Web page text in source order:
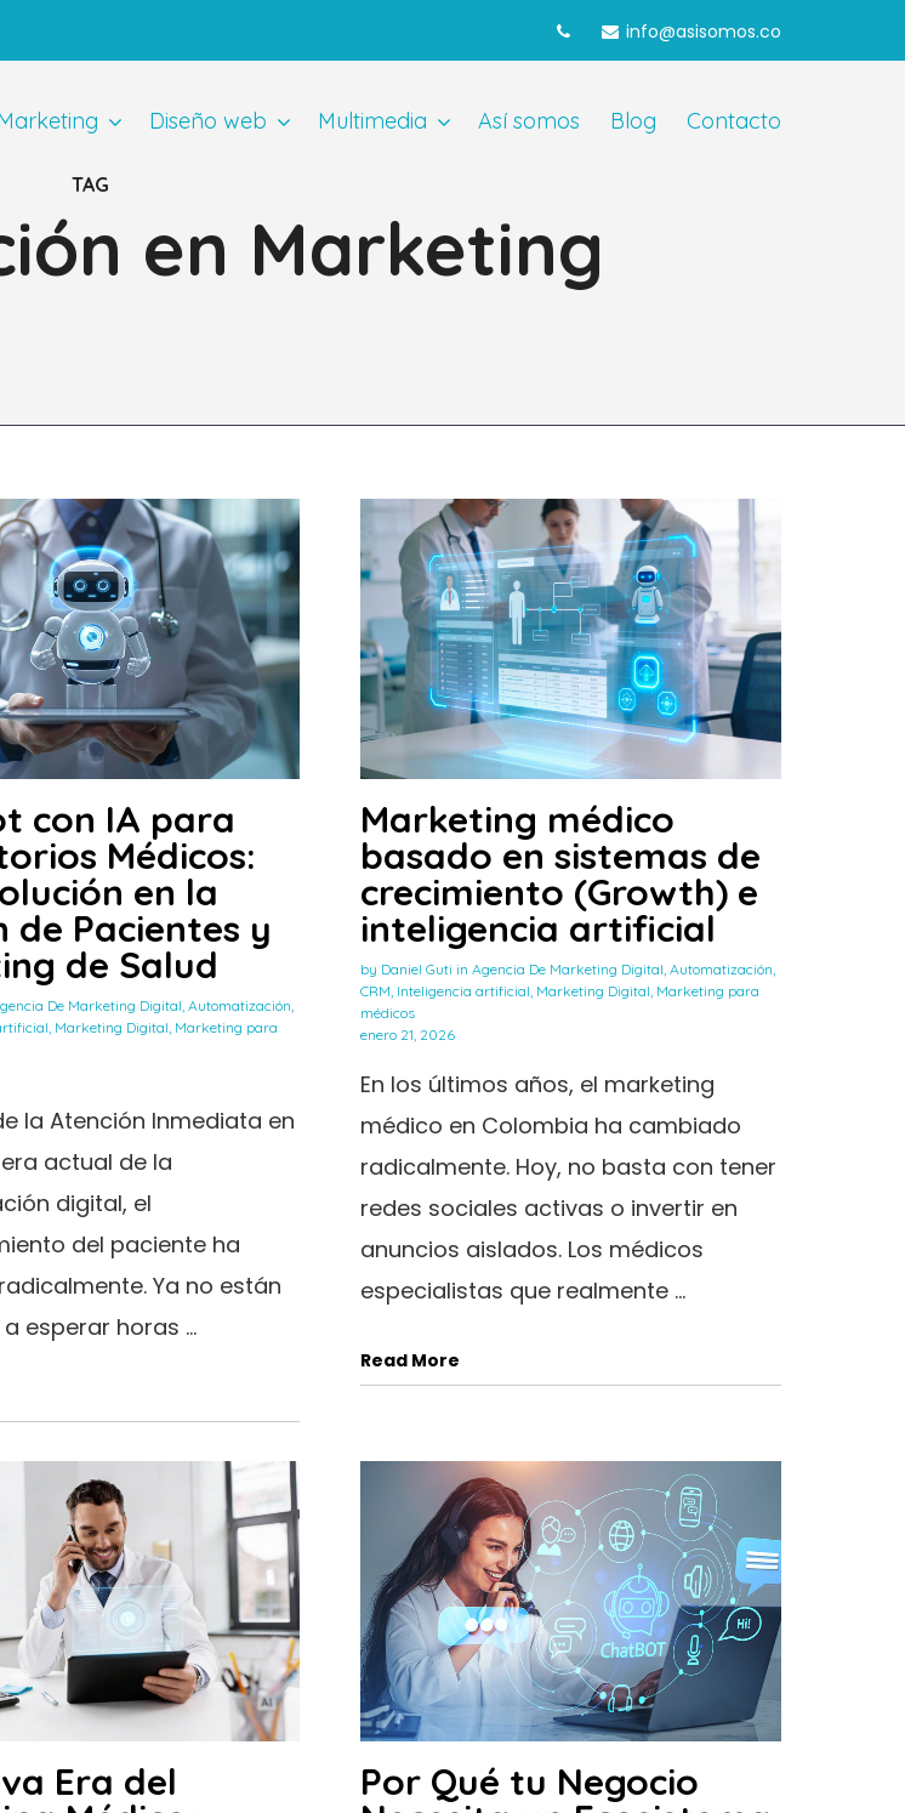
info@asisomos.co
Diseño web Multimedia Así somos Blog Contacto
TAG
en Marketing
con IA para
Médicos:
en la
de Pacientes y
de Salud
De Marketing Digital, Automatización,
, Marketing Digital, Marketing para
la Atención Inmediata en
era actual de la
digital, el
del paciente ha
Ya no están
esperar horas ...
Marketing médico
basado en sistemas de
crecimiento (Growth) e
inteligencia artificial
by Daniel Guti in Agencia De Marketing Digital, Automatización,
CRM, Inteligencia artificial, Marketing Digital, Marketing para
médicos
enero 21, 2026
En los últimos años, el marketing
médico en Colombia ha cambiado
radicalmente. Hoy, no basta con tener
redes sociales activas o invertir en
anuncios aislados. Los médicos
especialistas que realmente ...
Read More
Era del Por Qué tu Negocio